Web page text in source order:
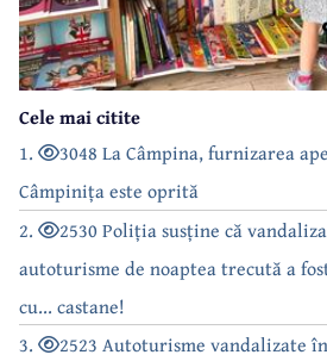
Cele mai citite
1.
3048 La Câmpina, furnizarea
Câmpinița este oprită
2.
2530 Poliția susține că
autoturisme de noaptea trecută a
cu... castane!
3.
2523 Autoturisme vandalizate